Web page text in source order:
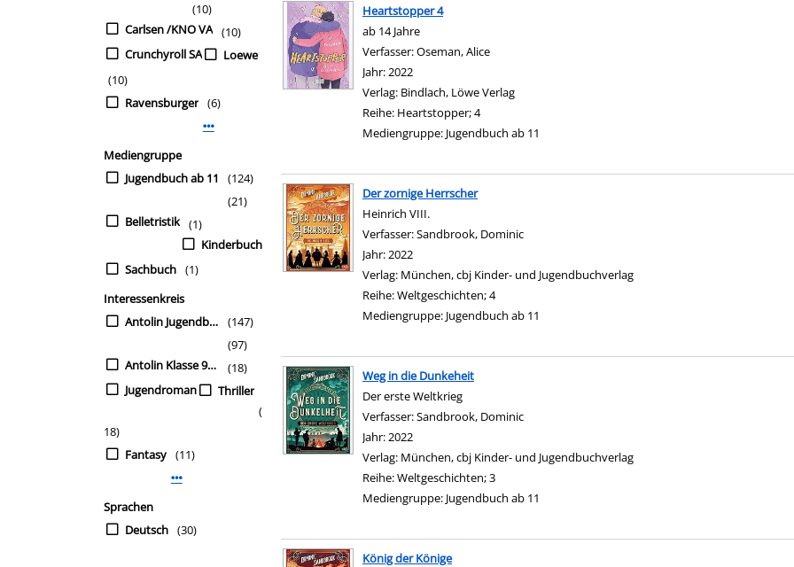
Carlsen /KNO VA
(10)
Crunchyroll SA
(10)
Loewe
(10)
Ravensburger (6)
Mediengruppe
Jugendbuch ab 11
(124)
Belletristik
(21)
Kinderbuch
(1)
Sachbuch (1)
Interessenkreis
Antolin Jugendbuch ab Kl. 9
(147)
Antolin Klasse 9/10
(97)
Jugendroman
(18)
Thriller
(
18)
Fantasy (11)
Mehr Interessenkreis-Filter anzeigen
Sprachen
Deutsch (30)
Heartstopper 4
ab 14 Jahre
Verfasser:Oseman, Alice
Jahr:2022
Verlag: Bindlach, Löwe Verlag
Reihe: Heartstopper; 4
Mediengruppe: Jugendbuch ab 11
Der zornige Herrscher
Heinrich VIII.
Verfasser:Sandbrook, Dominic
Jahr:2022
Verlag: München, cbj Kinder- und Jugendbuchverlag
Reihe:Weltgeschichten; 4
Mediengruppe: Jugendbuch ab 11
Weg in die Dunkeheit
Der erste Weltkrieg
Verfasser:Sandbrook, Dominic
Jahr:2022
Verlag: München, cbj Kinder- und Jugendbuchverlag
Reihe:Weltgeschichten; 3
Mediengruppe: Jugendbuch ab 11
König der Könige